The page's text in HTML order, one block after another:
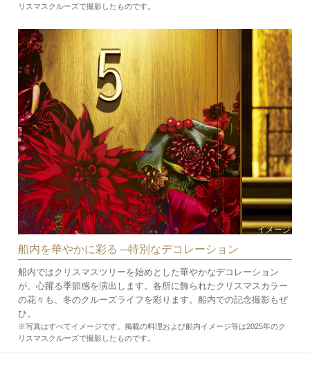
リスマスクルーズで撮影したものです。
イメージ
船内を華やかに彩る ─特別なデコレーション
船内ではクリスマスツリーを始めとした華やかなデコレーション
が、心躍る季節感を演出します。各所に飾られたクリスマスカラー
の花々も、冬のクルーズライフを彩ります。船内での記念撮影もぜ
ひ。
※写真はすべてイメージです。掲載の料理および船内イメージ等は2025年のク
リスマスクルーズで撮影したものです。